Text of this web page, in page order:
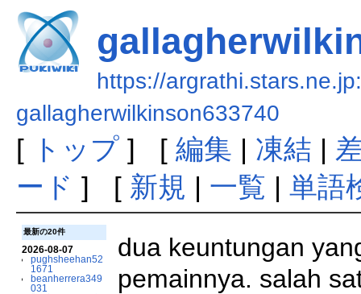
https://
gallagherwilkinson633740
[ トップ] [ 編集 | 凍結 |
ード ] [ 新規 | 一覧 | 単語
最新の20件
2026-08-07
pughsheehan52
1671
beanherrera349
031
dua keuntungan
pemainnya. salah